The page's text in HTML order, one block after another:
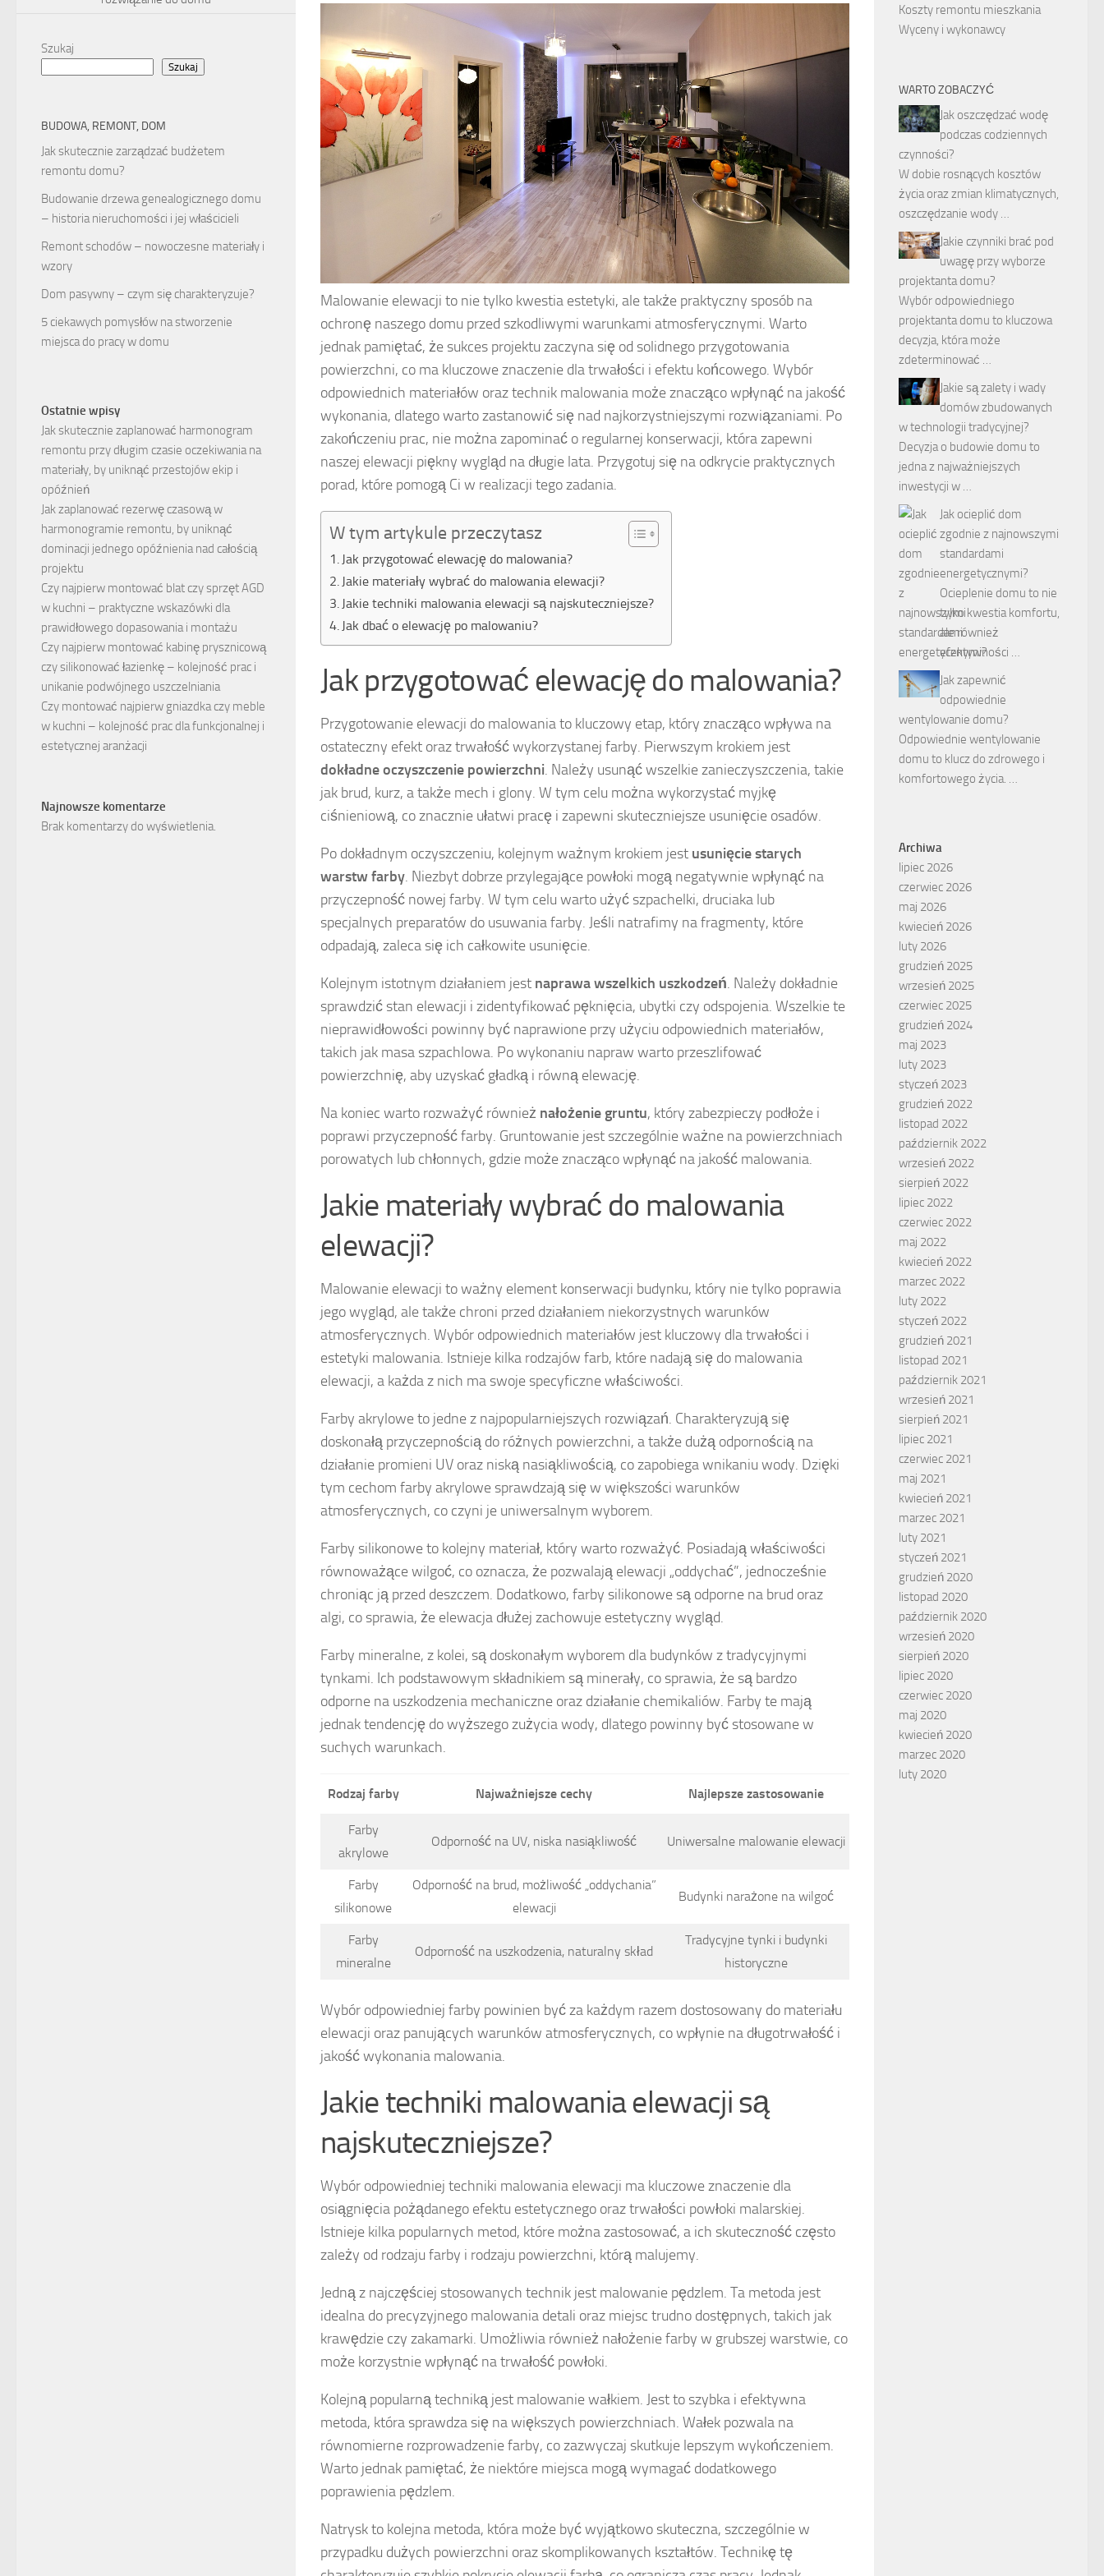
Malowanie elewacji to nie tylko kwestia estetyki, ale także praktyczny sposób na
ochronę naszego domu przed szkodliwymi warunkami atmosferycznymi. Warto
jednak pamiętać, że sukces projektu zaczyna się od solidnego przygotowania
powierzchni, co ma kluczowe znaczenie dla trwałości i efektu końcowego. Wybór
odpowiednich materiałów oraz technik malowania może znacząco wpłynąć na jakość
wykonania, dlatego warto zastanowić się nad najkorzystniejszymi rozwiązaniami. Po
zakończeniu prac, nie można zapominać o regularnej konserwacji, która zapewni
naszej elewacji piękny wygląd na długie lata. Przygotuj się na odkrycie praktycznych
porad, które pomogą Ci w realizacji tego zadania.
W tym artykule przeczytasz
Jak przygotować elewację do malowania?
Jakie materiały wybrać do malowania elewacji?
Jakie techniki malowania elewacji są najskuteczniejsze?
Jak dbać o elewację po malowaniu?
Jak przygotować elewację do malowania?
Przygotowanie elewacji do malowania to kluczowy etap, który znacząco wpływa na
ostateczny efekt oraz trwałość wykorzystanej farby. Pierwszym krokiem jest
dokładne oczyszczenie powierzchni. Należy usunąć wszelkie zanieczyszczenia, takie
jak brud, kurz, a także mech i glony. W tym celu można wykorzystać myjkę
ciśnieniową, co znacznie ułatwi pracę i zapewni skuteczniejsze usunięcie osadów.
Po dokładnym oczyszczeniu, kolejnym ważnym krokiem jest usunięcie starych
warstw farby. Niezbyt dobrze przylegające powłoki mogą negatywnie wpłynąć na
przyczepność nowej farby. W tym celu warto użyć szpachelki, druciaka lub
specjalnych preparatów do usuwania farby. Jeśli natrafimy na fragmenty, które
odpadają, zaleca się ich całkowite usunięcie.
Kolejnym istotnym działaniem jest naprawa wszelkich uszkodzeń. Należy dokładnie
sprawdzić stan elewacji i zidentyfikować pęknięcia, ubytki czy odspojenia. Wszelkie te
nieprawidłowości powinny być naprawione przy użyciu odpowiednich materiałów,
takich jak masa szpachlowa. Po wykonaniu napraw warto przeszlifować
powierzchnię, aby uzyskać gładką i równą elewację.
Na koniec warto rozważyć również nałożenie gruntu, który zabezpieczy podłoże i
poprawi przyczepność farby. Gruntowanie jest szczególnie ważne na powierzchniach
porowatych lub chłonnych, gdzie może znacząco wpłynąć na jakość malowania.
Jakie materiały wybrać do malowania
elewacji?
Malowanie elewacji to ważny element konserwacji budynku, który nie tylko poprawia
jego wygląd, ale także chroni przed działaniem niekorzystnych warunków
atmosferycznych. Wybór odpowiednich materiałów jest kluczowy dla trwałości i
estetyki malowania. Istnieje kilka rodzajów farb, które nadają się do malowania
elewacji, a każda z nich ma swoje specyficzne właściwości.
Farby akrylowe to jedne z najpopularniejszych rozwiązań. Charakteryzują się
doskonałą przyczepnością do różnych powierzchni, a także dużą odpornością na
działanie promieni UV oraz niską nasiąkliwością, co zapobiega wnikaniu wody. Dzięki
tym cechom farby akrylowe sprawdzają się w większości warunków
atmosferycznych, co czyni je uniwersalnym wyborem.
Farby silikonowe to kolejny materiał, który warto rozważyć. Posiadają właściwości
równoważące wilgoć, co oznacza, że pozwalają elewacji „oddychać”, jednocześnie
chroniąc ją przed deszczem. Dodatkowo, farby silikonowe są odporne na brud oraz
algi, co sprawia, że elewacja dłużej zachowuje estetyczny wygląd.
Farby mineralne, z kolei, są doskonałym wyborem dla budynków z tradycyjnymi
tynkami. Ich podstawowym składnikiem są minerały, co sprawia, że są bardzo
odporne na uszkodzenia mechaniczne oraz działanie chemikaliów. Farby te mają
jednak tendencję do wyższego zużycia wody, dlatego powinny być stosowane w
suchych warunkach.
Rodzaj farby Najważniejsze cechy Najlepsze zastosowanie
Farby
akrylowe
Odporność na UV, niska nasiąkliwość Uniwersalne malowanie elewacji
Farby
silikonowe
Odporność na brud, możliwość „oddychania”
elewacji
Budynki narażone na wilgoć
Farby
mineralne
Odporność na uszkodzenia, naturalny skład
Tradycyjne tynki i budynki
historyczne
Wybór odpowiedniej farby powinien być za każdym razem dostosowany do materiału
elewacji oraz panujących warunków atmosferycznych, co wpłynie na długotrwałość i
jakość wykonania malowania.
Jakie techniki malowania elewacji są
najskuteczniejsze?
Wybór odpowiedniej techniki malowania elewacji ma kluczowe znaczenie dla
osiągnięcia pożądanego efektu estetycznego oraz trwałości powłoki malarskiej.
Istnieje kilka popularnych metod, które można zastosować, a ich skuteczność często
zależy od rodzaju farby i rodzaju powierzchni, którą malujemy.
Jedną z najczęściej stosowanych technik jest malowanie pędzlem. Ta metoda jest
idealna do precyzyjnego malowania detali oraz miejsc trudno dostępnych, takich jak
krawędzie czy zakamarki. Umożliwia również nałożenie farby w grubszej warstwie, co
może korzystnie wpłynąć na trwałość powłoki.
Kolejną popularną techniką jest malowanie wałkiem. Jest to szybka i efektywna
metoda, która sprawdza się na większych powierzchniach. Wałek pozwala na
równomierne rozprowadzenie farby, co zazwyczaj skutkuje lepszym wykończeniem.
Warto jednak pamiętać, że niektóre miejsca mogą wymagać dodatkowego
poprawienia pędzlem.
Natrysk to kolejna metoda, która może być wyjątkowo skuteczna, szczególnie w
przypadku dużych powierzchni oraz skomplikowanych kształtów. Technikę tę
Szukaj
Szukaj
BUDOWA, REMONT, DOM
Jak skutecznie zarządzać budżetem
remontu domu?
Budowanie drzewa genealogicznego domu
– historia nieruchomości i jej właścicieli
Remont schodów – nowoczesne materiały i
wzory
Dom pasywny – czym się charakteryzuje?
5 ciekawych pomysłów na stworzenie
miejsca do pracy w domu
Ostatnie wpisy
Jak skutecznie zaplanować harmonogram
remontu przy długim czasie oczekiwania na
materiały, by uniknąć przestojów ekip i
opóźnień
Jak zaplanować rezerwę czasową w
harmonogramie remontu, by uniknąć
dominacji jednego opóźnienia nad całością
projektu
Czy najpierw montować blat czy sprzęt AGD
w kuchni – praktyczne wskazówki dla
prawidłowego dopasowania i montażu
Czy najpierw montować kabinę prysznicową
czy silikonować łazienkę – kolejność prac i
unikanie podwójnego uszczelniania
Czy montować najpierw gniazdka czy meble
w kuchni – kolejność prac dla funkcjonalnej i
estetycznej aranżacji
Najnowsze komentarze
Brak komentarzy do wyświetlenia.
Koszty remontu mieszkania
Wyceny i wykonawcy
WARTO ZOBACZYĆ
Jak oszczędzać wodę
podczas codziennych
czynności?
W dobie rosnących kosztów
życia oraz zmian klimatycznych,
oszczędzanie wody …
Jakie czynniki brać pod
uwagę przy wyborze
projektanta domu?
Wybór odpowiedniego
projektanta domu to kluczowa
decyzja, która może
zdetermino­wać …
Jakie są zalety i wady
domów zbudowanych
w technologii tradycyjnej?
Decyzja o budowie domu to
jedna z najważniejszych
inwestycji w …
Jak ocieplić dom
zgodnie z najnowszymi
standardami
energetycznymi?
Ocieplenie domu to nie
tylko kwestia komfortu,
ale również
efektywności …
Jak zapewnić
odpowiednie
wentylowanie domu?
Odpowiednie wentylowanie
domu to klucz do zdrowego i
komfortowego życia. …
Archiwa
lipiec 2026
czerwiec 2026
maj 2026
kwiecień 2026
luty 2026
grudzień 2025
wrzesień 2025
czerwiec 2025
grudzień 2024
maj 2023
luty 2023
styczeń 2023
grudzień 2022
listopad 2022
październik 2022
wrzesień 2022
sierpień 2022
lipiec 2022
czerwiec 2022
maj 2022
kwiecień 2022
marzec 2022
luty 2022
styczeń 2022
grudzień 2021
listopad 2021
październik 2021
wrzesień 2021
sierpień 2021
lipiec 2021
czerwiec 2021
maj 2021
kwiecień 2021
marzec 2021
luty 2021
styczeń 2021
grudzień 2020
listopad 2020
październik 2020
wrzesień 2020
sierpień 2020
lipiec 2020
czerwiec 2020
maj 2020
kwiecień 2020
marzec 2020
luty 2020